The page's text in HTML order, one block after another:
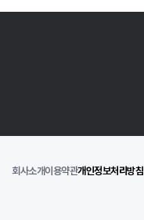
회사소개이용약관개인정보처리방침